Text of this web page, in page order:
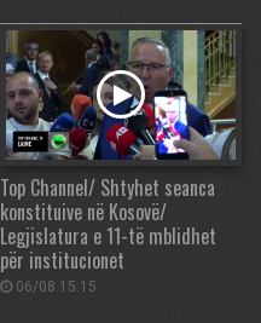
Top Channel/ Shtyhet seanca
konstituive në Kosovë/
Legjislatura e 11-të mblidhet
për institucionet
06/08 15:15